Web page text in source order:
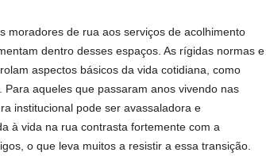
moradores de rua aos serviços de acolhimento
dentro desses espaços. As rígidas normas e
aspectos básicos da vida cotidiana, como
aqueles que passaram anos vivendo nas
institucional pode ser avassaladora e
à vida na rua contrasta fortemente com a
o que leva muitos a resistir a essa transição.